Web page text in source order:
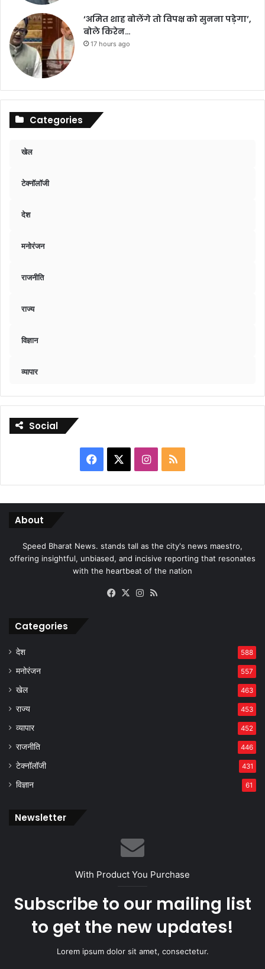
‘अमित शाह बोलेंगे तो विपक्ष को सुनना पड़ेगा’,
बोले किरेन…
17 hours ago
Categories
खेल
टेक्नॉलॉजी
देश
मनोरंजन
राजनीति
राज्य
विज्ञान
व्यापार
Social
Facebook Instagram
RSS
About
Speed Bharat News. stands tall as the city's news maestro,
offering insightful, unbiased, and incisive reporting that resonates
with the heartbeat of the nation
Facebook
X Instagram
Categories
देश 588
मनोरंजन 557
खेल 463
राज्य 453
व्यापार 452
राजनीति 446
टेक्नॉलॉजी 431
विज्ञान 61
Newsletter
With Product You Purchase
Subscribe to our mailing list
to get the new updates!
Lorem ipsum dolor sit amet, consectetur.